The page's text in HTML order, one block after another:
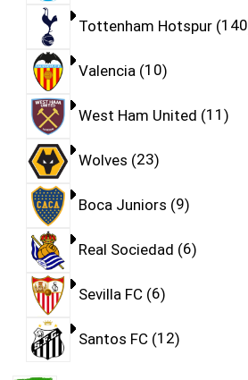
Tottenham Hotspur 140
Valencia 10
West Ham United 11
Wolves 23
Boca Juniors 9
Real Sociedad 6
Sevilla FC 6
Santos FC 12